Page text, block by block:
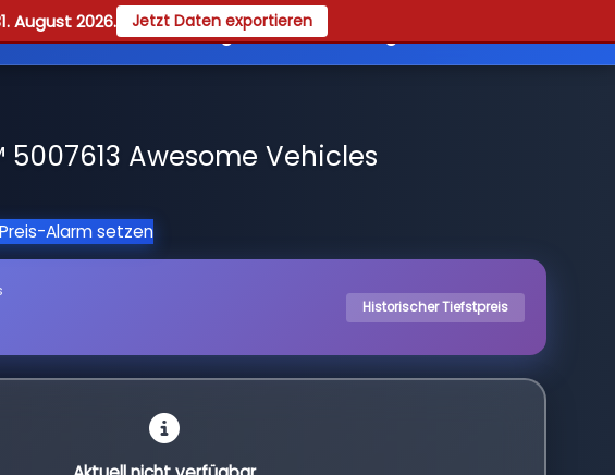
August 2026. Jetzt Daten exportieren
Guides Registrieren
5007613 Awesome Vehicles
Preis-Alarm setzen
Historischer Tiefstpreis